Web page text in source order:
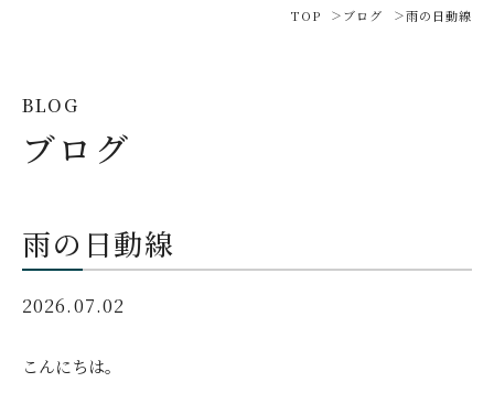
TOP ブログ 雨の日動線
BLOG
ブログ
雨の日動線
2026.07.02
こんにちは。